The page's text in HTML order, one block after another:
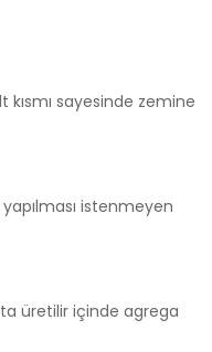
kısmı sayesinde zemine
istenmeyen
üretilir içinde agrega